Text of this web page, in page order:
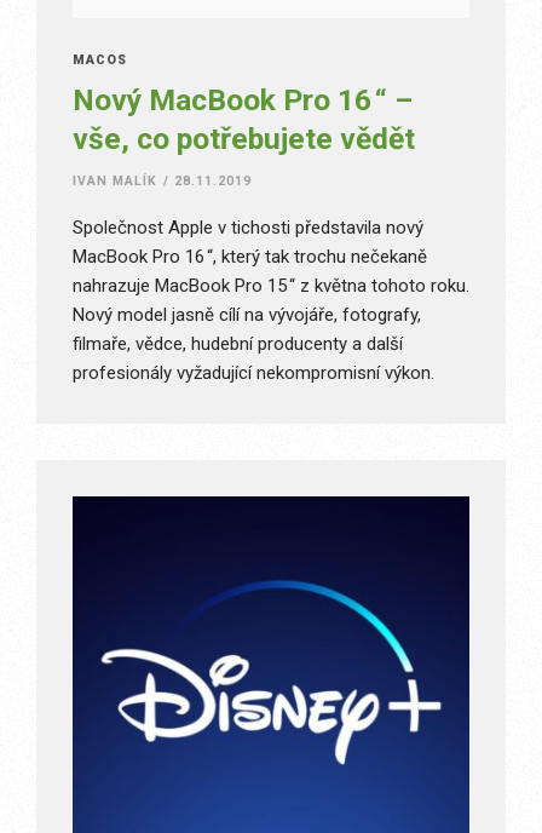
MACOS
Nový MacBook Pro 16 “ –
vše, co potřebujete vědět
IVAN MALÍK / 28.11.2019
Společnost Apple v tichosti představila nový
MacBook Pro 16 “, který tak trochu nečekaně
nahrazuje MacBook Pro 15 “ z května tohoto roku.
Nový model jasně cílí na vývojáře, fotografy,
filmaře, vědce, hudební producenty a další
profesionály vyžadující nekompromisní výkon.